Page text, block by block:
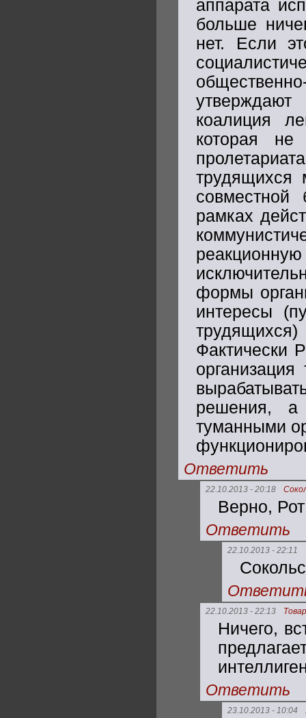
аппарата
больше
нет. Если
коалиция
которая не
трудящихся
рамках
формы
интересы
Фактически
решения,
туманными
Ответить
22.10.2013 - 20:18
Верно,
Ответить
22.10.2013 - 22:11
22.10.2013 - 22:13
Ничего,
Ответить
23.10.2013 - 10:04